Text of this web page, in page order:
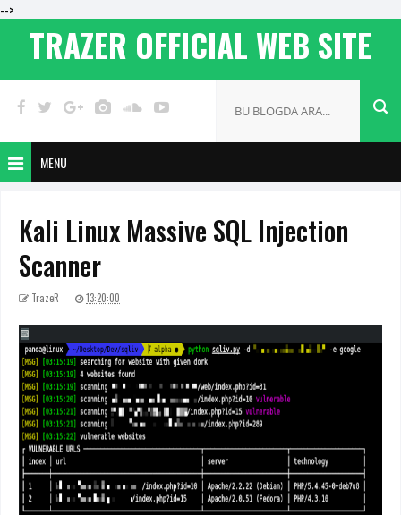
-->
TRAZER OFFICIAL WEB SITE
MENU
Kali Linux Massive SQL Injection
Scanner
TrazeR 13:20:00